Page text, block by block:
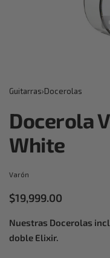
Guitarras›Docerolas
Docerola
White
Varón
$19,999.00
Nuestras Docerolas
doble Elixir.